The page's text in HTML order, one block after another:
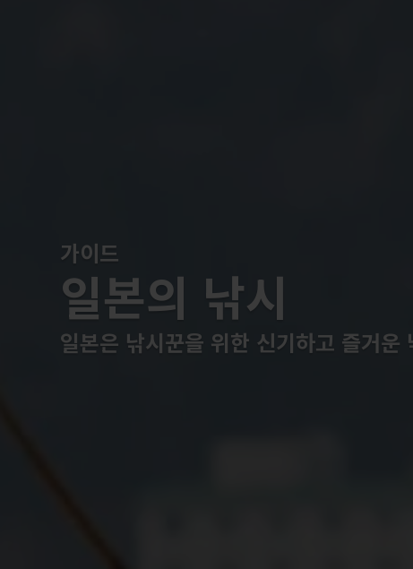
가이드
일본의 낚시
일본은 낚시꾼을 위한 신기하고 즐거운